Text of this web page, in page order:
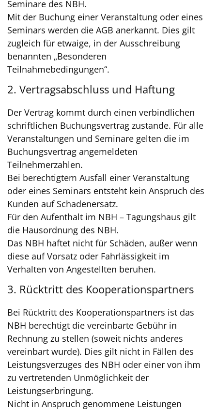
Seminare des NBH.
Mit der Buchung einer Veranstaltung oder eines
Seminars werden die AGB anerkannt. Dies gilt
zugleich für etwaige, in der Ausschreibung
benannten „Besonderen
Teilnahmebedingungen“.
2. Vertragsabschluss und Haftung
Der Vertrag kommt durch einen verbindlichen
schriftlichen Buchungsvertrag zustande. Für alle
Veranstaltungen und Seminare gelten die im
Buchungsvertrag angemeldeten
Teilnehmerzahlen.
Bei berechtigtem Ausfall einer Veranstaltung
oder eines Seminars entsteht kein Anspruch des
Kunden auf Schadenersatz.
Für den Aufenthalt im NBH – Tagungshaus gilt
die Hausordnung des NBH.
Das NBH haftet nicht für Schäden, außer wenn
diese auf Vorsatz oder Fahrlässigkeit im
Verhalten von Angestellten beruhen.
3. Rücktritt des Kooperationspartners
Bei Rücktritt des Kooperationspartners ist das
NBH berechtigt die vereinbarte Gebühr in
Rechnung zu stellen (soweit nichts anderes
vereinbart wurde). Dies gilt nicht in Fällen des
Leistungsverzuges des NBH oder einer von ihm
zu vertretenden Unmöglichkeit der
Leistungserbringung.
Nicht in Anspruch genommene Leistungen